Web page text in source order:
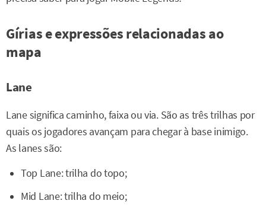
Gírias e expressões relacionadas ao
mapa
Lane
Lane significa caminho, faixa ou via. São as três trilhas por
quais os jogadores avançam para chegar à base inimigo.
As lanes são:
Top Lane: trilha do topo;
Mid Lane: trilha do meio;